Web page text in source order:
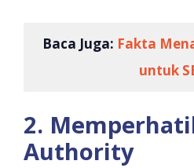
Baca Juga: Fakta
untuk
2.
Authority